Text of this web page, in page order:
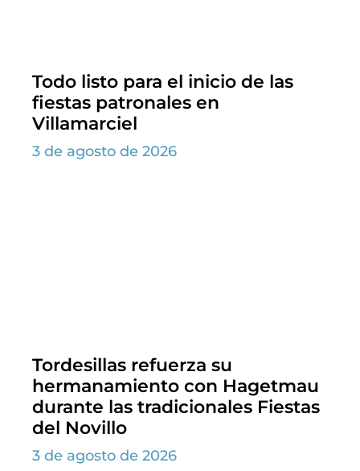
Todo listo para el inicio de las
fiestas patronales en
Villamarciel
3 de agosto de 2026
Tordesillas refuerza su
hermanamiento con Hagetmau
durante las tradicionales Fiestas
del Novillo
3 de agosto de 2026